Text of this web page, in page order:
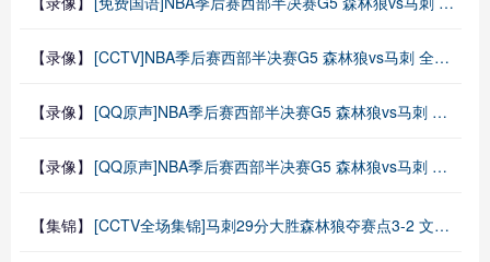
【录像】 [CCTV]NBA季后赛西部半决赛G5 森林狼vs马刺 全场录像回放
【录像】 [QQ原声]NBA季后赛西部半决赛G5 森林狼vs马刺 第三节 录像
【录像】 [QQ原声]NBA季后赛西部半决赛G5 森林狼vs马刺 第四节 录像
【集锦】 [CCTV全场集锦]马刺29分大胜森林狼夺赛点3-2 文班27+17+5 凯尔登替补21分